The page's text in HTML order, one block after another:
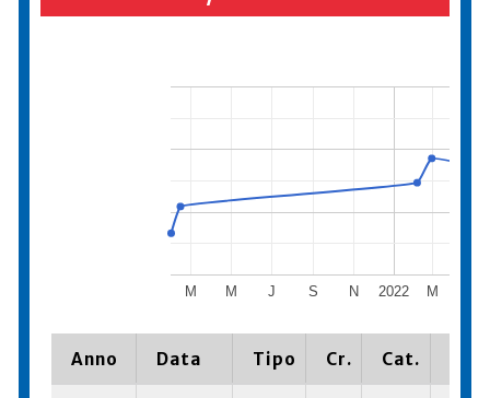
2022
M M J S N M
Anno Data Tipo Cr. Cat.